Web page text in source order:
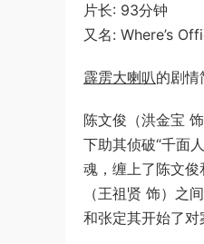
片长: 93分钟
又名: Where’s
霹雳大喇叭的剧情
陈文俊（洪金宝
下助其侦破“千面
魂，缠上了陈文
（王祖贤 饰）之
和张定其开始了对